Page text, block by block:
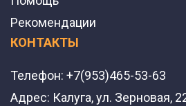
Рекомендации
КОНТАКТЫ
Телефон: +7(953)465-53-63
Адрес: Калуга, ул. Зерновая,